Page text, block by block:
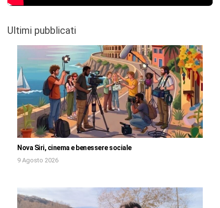
Ultimi pubblicati
Nova Siri, cinema e benessere sociale
9 Agosto 2026